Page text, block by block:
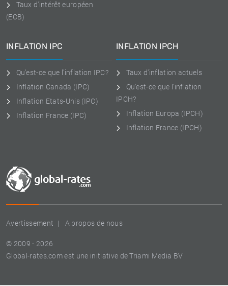
Avertissement A propos de nous
© 2009 - 2026
Global-rates.com est une initiative de Triami Media BV
Taux d'intérêt européen
(ECB)
INFLATION IPC
Qu'est-ce que l'inflation IPC?
Inflation Canada (IPC)
Inflation Etats-Unis (IPC)
Inflation France (IPC)
INFLATION IPCH
Taux d'inflation actuels
Qu'est-ce que l'inflation
IPCH?
Inflation Europa (IPCH)
Inflation France (IPCH)